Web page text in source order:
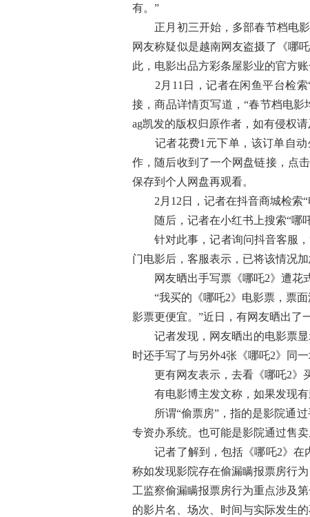
有。”
正月初三开始，多部春节档电影
网友称疑似是越南网友盗摄了《哪
此，电影出品方彩条屋影业的官方
2月11日，记者在闲鱼平台检索“
接，商品详情页写道，“春节档电影
ag凯发的版权归原作者，如有侵权请
记者花费1元下单，该订单自动
作，随后收到了一个网盘链接，点
保存到个人网盘再观看。
2月12日，记者在抖音商城检索“
随后，记者在小红书上搜索“哪吒
针对此事，记者询问抖音客服，“
门电影后，客服表示，已将该情况
网友晒出手写票《哪吒2》遭花式
“我买的《哪吒2》电影票，票面
影票更便宜。”近日，有网友晒出了
记者发现，网友晒出的电影票显
时还手写了与另外4张《哪吒2》同一
更有网友表示，去看《哪吒2》买
有电影博主发文称，如果发现有
所谓“偷票房”，指的是影院通过
专资办系统。也可能是影院通过售
记者了解到，包括《哪吒2》在内
称如发现影院存在偷漏瞒报票房行
工监察偷漏瞒报票房行为重点涉及
的影片名、场次、时间与实际发生